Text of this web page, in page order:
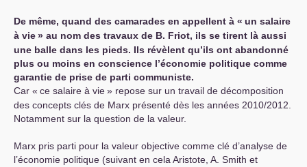
De même, quand des camarades en appellent à « un salaire
à vie» au nom des travaux de B. Friot, ils se tirent là aussi
une balle dans les pieds. Ils révèlent qu’ils ont abandonné
plus ou moins en conscience l’économie politique comme
garantie de prise de parti communiste.
Car « ce salaire à vie» repose sur un travail de décomposition
des concepts clés de Marx présenté dès les années 2010/2012.
Notamment sur la question de la valeur.
Marx pris parti pour la valeur objective comme clé d’analyse de
l’économie politique (suivant en cela Aristote, A. Smith et